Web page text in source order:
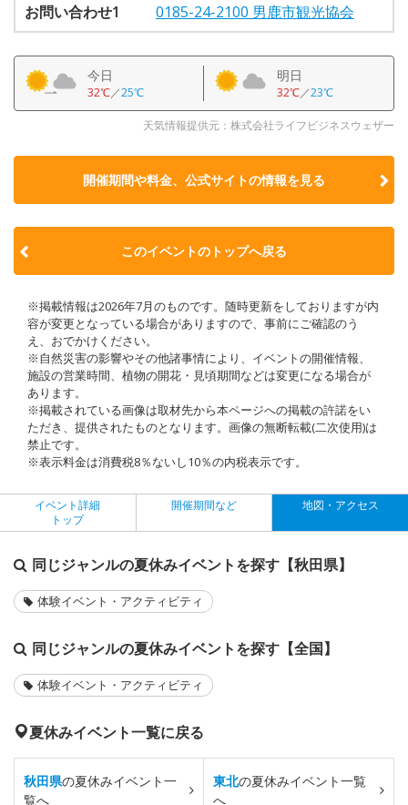
お問い合わせ1
0185-24-2100 男鹿市観光協会
今日
32℃／25℃
明日
32℃／23℃
天気情報提供元：株式会社ライフビジネスウェザー
開催期間や料金、公式サイトの情報を見る
このイベントのトップへ戻る
※掲載情報は2026年7月のものです。随時更新をしておりますが内
容が変更となっている場合がありますので、事前にご確認のう
え、おでかけください。
※自然災害の影響やその他諸事情により、イベントの開催情報、
施設の営業時間、植物の開花・見頃期間などは変更になる場合が
あります。
※掲載されている画像は取材先から本ページへの掲載の許諾をい
ただき、提供されたものとなります。画像の無断転載(二次使用)は
禁止です。
※表示料金は消費税8％ないし10％の内税表示です。
イベント詳細
トップ
開催期間など 地図・アクセス
同じジャンルの夏休みイベントを探す【秋田県】
体験イベント・アクティビティ
同じジャンルの夏休みイベントを探す【全国】
体験イベント・アクティビティ
夏休みイベント一覧に戻る
秋田県の夏休みイベント一
覧へ
東北の夏休みイベント一覧
へ